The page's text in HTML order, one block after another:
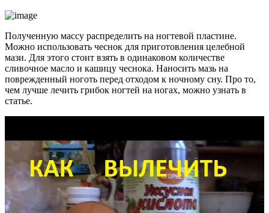
Полученную массу распределить на ногтевой пластине.
Можно использовать чеснок для приготовления целебной
мази. Для этого стоит взять в одинаковом количестве
сливочное масло и кашицу чеснока. Наносить мазь на
поврежденный ноготь перед отходом к ночному сну. Про то,
чем лучше лечить грибок ногтей на ногах, можно узнать в
статье.